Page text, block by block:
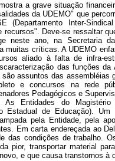
a grave situação
da UDEMO" que
(Departamento Inter-
recursos". Deve-se ressaltar
neste ano, na Secretaria
muitas críticas. A UDEMO
aliado à falta de infra-
das funções
assuntos das assembléias
e concursos na rede
Pedagógicos e
Entidades do
Estadual de Educação).
pela Entidade, pela
Em carta endereçada ao
das condições de trabalho.
pior, transportar material
e que causa transtornos à